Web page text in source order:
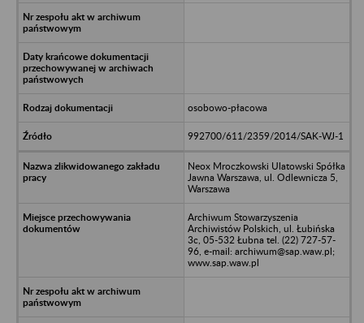
osobowo-płacowa
992700/611/2359/2014/SAK-WJ-1
Neox Mroczkowski Ulatowski Spółka
Jawna Warszawa, ul. Odlewnicza 5,
Warszawa
Archiwum Stowarzyszenia
Archiwistów Polskich, ul. Łubińska
3c, 05-532 Łubna tel. (22) 727-57-
96, e-mail: archiwum@sap.waw.pl;
www.sap.waw.pl